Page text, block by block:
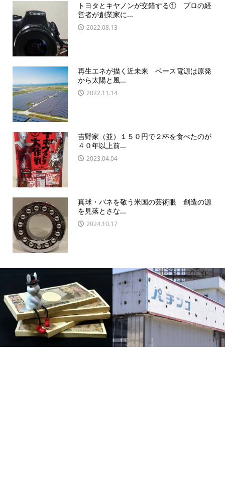
トヨタとキヤノンが交錯する① プロの経
営者が創業家に...
2022.08.13
再生エネが描く近未来 ベース電源は原発
から太陽と風...
2022.11.14
吉野家（並）１５０円で２杯を食べたのが
４０年以上前...
2023.04.04
真球・バネを敬う米国の芸術眼 創造の源
を見落とさな...
2024.10.17